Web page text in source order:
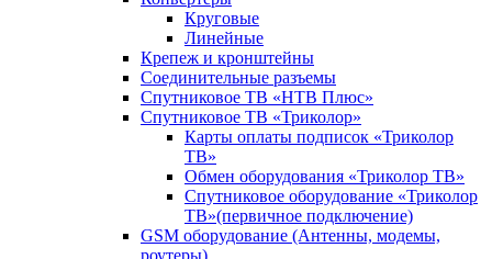
Круговые
Линейные
Крепеж и кронштейны
Соединительные разъемы
Спутниковое ТВ «НТВ Плюс»
Спутниковое ТВ «Триколор»
Карты оплаты подписок «Триколор
ТВ»
Обмен оборудования «Триколор ТВ»
Спутниковое оборудование «Триколор
ТВ»(первичное подключение)
GSM оборудование (Антенны, модемы,